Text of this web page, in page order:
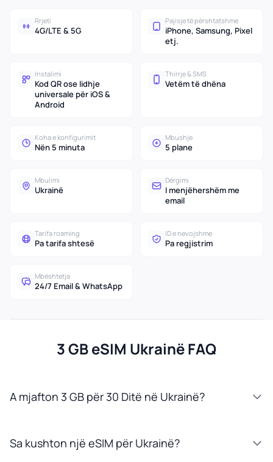
Rrjeti
4G/LTE & 5G
Pajisje të përshtatshme
iPhone, Samsung, Pixel
etj.
Instalimi
Kod QR ose lidhje
universale për iOS &
Android
Thirrje & SMS
Vetëm të dhëna
Koha e konfigurimit
Nën 5 minuta
Mbushje
5 plane
Mbulimi
Ukrainë
Dërgimi
I menjëhershëm me
email
Tarifa roaming
Pa tarifa shtesë
ID e nevojshme
Pa regjistrim
Mbështetja
24/7 Email & WhatsApp
3 GB eSIM Ukrainë FAQ
A mjafton 3 GB për 30 Ditë në Ukrainë?
Sa kushton një eSIM për Ukrainë?